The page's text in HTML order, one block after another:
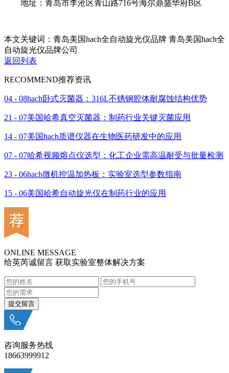
地址：青岛市李沧区青山路716号海尔鼎盛华府B区
本文关键词：青岛美国hach全自动旋光仪品牌 青岛美国hach全
自动旋光仪品牌公司
返回列表
RECOMMEND推荐资讯
04 - 08hach卧式灭菌器：316L不锈钢腔体耐腐蚀结构优势
21 - 07美国哈希真空灭菌器：制药行业关键灭菌应用
14 - 07美国hach质谱仪器在生物医药研发中的应用
07 - 07哈希视频熔点仪选型：化工企业需高温耐受与批量检测
23 - 06hach微机控温加热板：实验室选型参数指南
15 - 06美国哈希自动旋光仪在制药行业的应用
ONLINE MESSAGE
给英芮诚留言 获取实验室整体解决方案
咨询服务热线
18663999912